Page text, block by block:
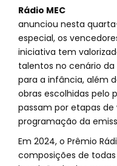
Rádio MEC
anunciou nesta
especial, os
iniciativa tem
talentos no cenário
para a infância, além
obras escolhidas pelo
passam por etapas
programação da
Em 2024, o Prêmio
composições de